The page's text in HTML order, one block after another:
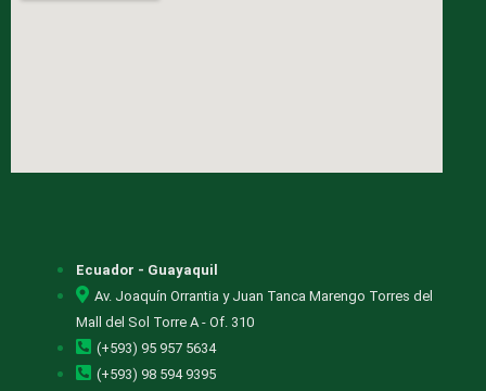
Ecuador - Guayaquil
Av. Joaquín Orrantia y Juan Tanca Marengo Torres del
Mall del Sol Torre A - Of. 310
(+593) 95 957 5634
(+593) 98 594 9395